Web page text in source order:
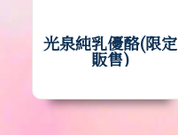
光泉純乳優酪(限定
販售)